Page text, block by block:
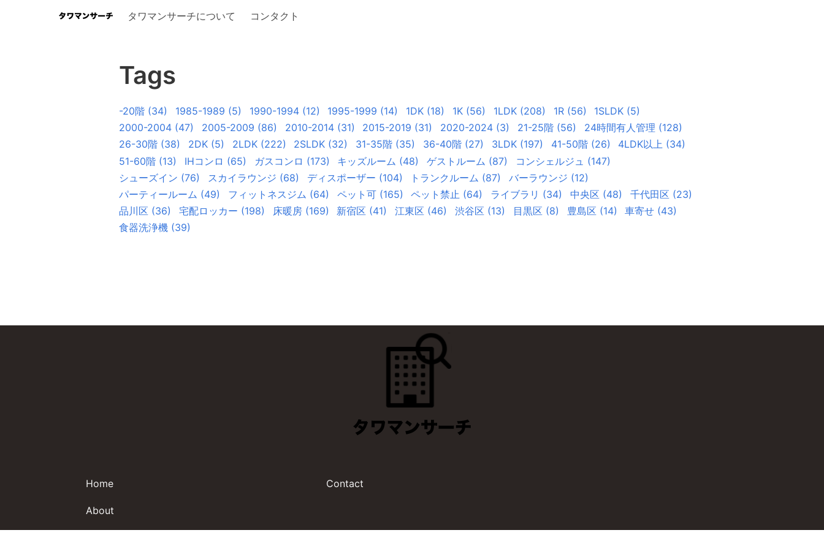
タワマンサーチについて コンタクト
Tags
-20階(34) 1985-1989 (5) 1990-1994(12) 1995-1999 (14) 1DK (18) 1K(56) 1LDK(208) 1R(56) 1SLDK (5)
2000-2004(47) 2005-2009 (86) 2010-2014(31) 2015-2019 (31) 2020-2024 (3) 21-25階(56) 24時間有人管理 (128)
26-30階(38) 2DK(5) 2LDK(222) 2SLDK (32) 31-35階 (35) 36-40階(27) 3LDK(197) 41-50階(26) 4LDK以上 (34)
51-60階(13) IHコンロ (65) ガスコンロ (173) キッズルーム (48) ゲストルーム (87) コンシェルジュ (147)
シューズイン (76) スカイラウンジ (68) ディスポーザー (104) トランクルーム (87) バーラウンジ (12)
パーティールーム (49) フィットネスジム (64) ペット可(165) ペット禁止 (64) ライブラリ (34) 中央区 (48) 千代田区 (23)
品川区 (36) 宅配ロッカー (198) 床暖房(169) 新宿区 (41) 江東区 (46) 渋谷区 (13) 目黒区 (8) 豊島区 (14) 車寄せ (43)
食器洗浄機(39)
Home
About
Contact